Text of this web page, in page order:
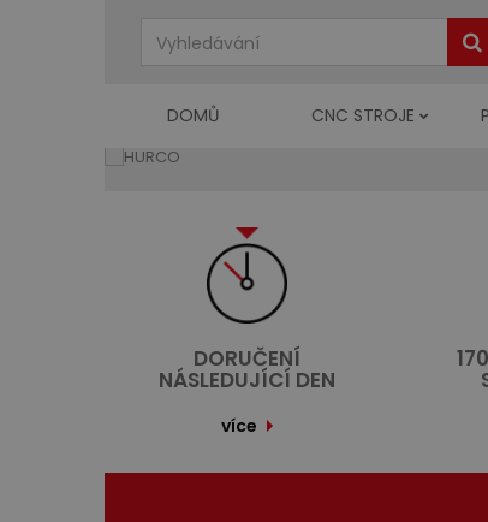
DOMŮ CNC STROJE
DORUČENÍ
NÁSLEDUJÍCÍ DEN
více